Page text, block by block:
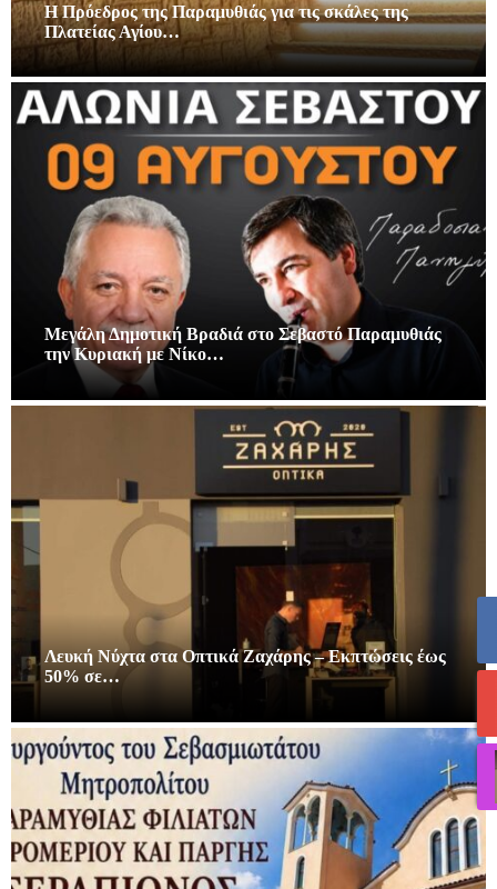
Η Πρόεδρος της Παραμυθιάς για τις σκάλες της
Πλατείας Αγίου…
Μεγάλη Δημοτική Βραδιά στο Σεβαστό Παραμυθιάς
την Κυριακή με Νίκο…
Λευκή Νύχτα στα Οπτικά Ζαχάρης – Εκπτώσεις έως
50% σε…